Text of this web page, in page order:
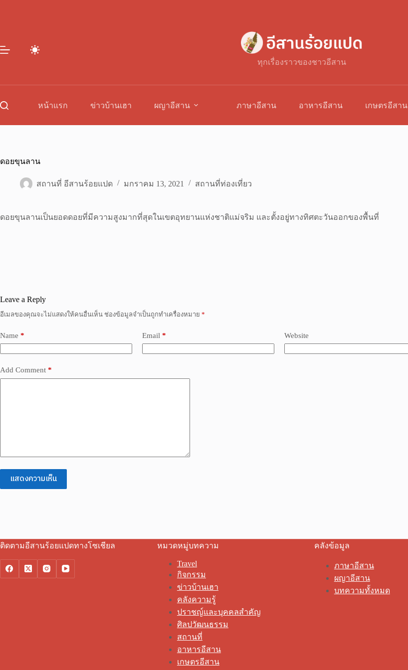
ทุกเรื่องราวของชาวอีสาน
หน้าแรก ข่าวบ้านเฮา ผญาอีสาน ภาษาอีสาน อาหารอีสาน เกษตรอีสาน
ดอยขุนลาน
สถานที่ อีสานร้อยแปด มกราคม 13, 2021 สถานที่ท่องเที่ยว
ดอยขุนลานเป็นยอดดอยที่มีความสูงมากที่สุดในเขตอุทยานแห่งชาติแม่จริม และตั้งอยู่ทางทิศตะวันออกของพื้นที่
Leave a Reply
อีเมลของคุณจะไม่แสดงให้คนอื่นเห็น ช่องข้อมูลจำเป็นถูกทำเครื่องหมาย *
Name * Email * Website
Add Comment *
แสดงความเห็น
ติดตามอีสานร้อยแปดทางโซเชียล หมวดหมู่บทความ
Travel
กิจกรรม
ข่าวบ้านเฮา
คลังความรู้
ปราชญ์และบุคคลสำคัญ
ศิลปวัฒนธรรม
สถานที่
อาหารอีสาน
เกษตรอีสาน
คลังข้อมูล
ภาษาอีสาน
ผญาอีสาน
บทความทั้งหมด